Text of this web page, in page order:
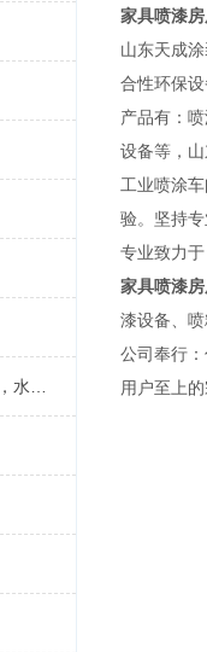
家具喷漆房
山东天成
合性环保
产品有：
设备等，
工业喷涂
验。坚持
专业致力于
家具喷漆房
漆设备、
公司奉行
用户至上